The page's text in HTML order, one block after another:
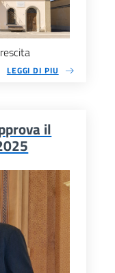
LEGGI DI PIU
il